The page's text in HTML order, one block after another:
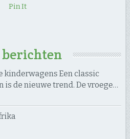
Pin It
berichten
kinderwagens Een classic
is de nieuwe trend. De vroege…